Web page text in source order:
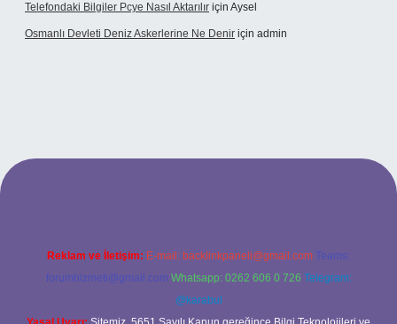
Telefondaki Bilgiler Pcye Nasıl Aktarılır için Aysel
Osmanlı Devleti Deniz Askerlerine Ne Denir için admin
Reklam ve İletişim: E-mail: backlinkpaneli@gmail.com Teams:
forumhizmeti@gmail.com Whatsapp: 0262 606 0 726 Telegram:
@karabul